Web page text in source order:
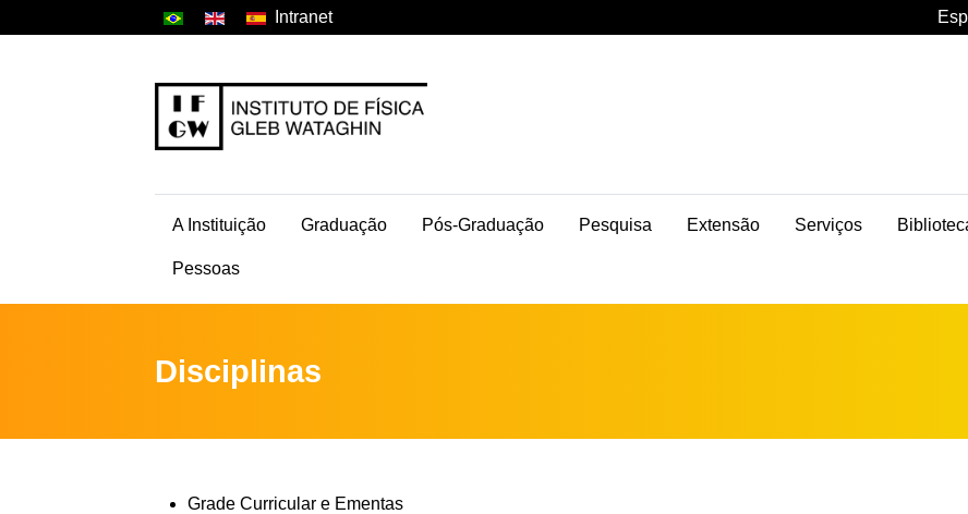
Intranet
A Instituição Graduação Pós-Graduação Pesquisa Extensão Serviços
Pessoas
Disciplinas
Grade Curricular e Ementas